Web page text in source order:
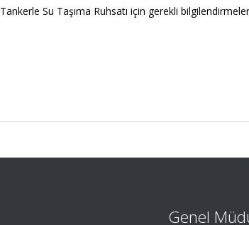
Tankerle Su Taşıma Ruhsatı için gerekli bilgilendirmeler
Genel